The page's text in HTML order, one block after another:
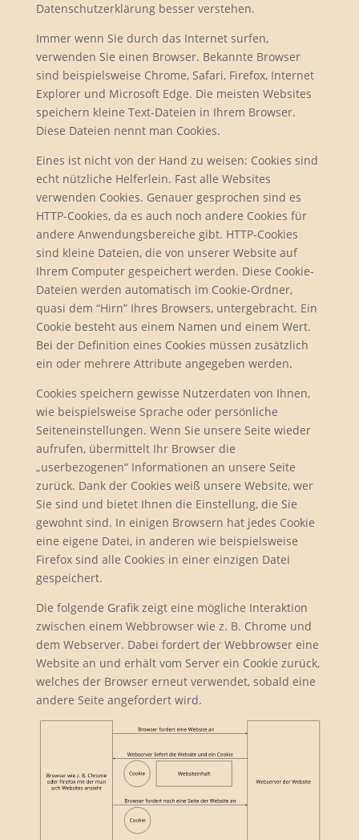
Datenschutzerklärung besser verstehen.
Immer wenn Sie durch das Internet surfen,
verwenden Sie einen Browser. Bekannte Browser
sind beispielsweise Chrome, Safari, Firefox, Internet
Explorer und Microsoft Edge. Die meisten Websites
speichern kleine Text-Dateien in Ihrem Browser.
Diese Dateien nennt man Cookies.
Eines ist nicht von der Hand zu weisen: Cookies sind
echt nützliche Helferlein. Fast alle Websites
verwenden Cookies. Genauer gesprochen sind es
HTTP-Cookies, da es auch noch andere Cookies für
andere Anwendungsbereiche gibt. HTTP-Cookies
sind kleine Dateien, die von unserer Website auf
Ihrem Computer gespeichert werden. Diese Cookie-
Dateien werden automatisch im Cookie-Ordner,
quasi dem “Hirn” Ihres Browsers, untergebracht. Ein
Cookie besteht aus einem Namen und einem Wert.
Bei der Definition eines Cookies müssen zusätzlich
ein oder mehrere Attribute angegeben werden.
Cookies speichern gewisse Nutzerdaten von Ihnen,
wie beispielsweise Sprache oder persönliche
Seiteneinstellungen. Wenn Sie unsere Seite wieder
aufrufen, übermittelt Ihr Browser die
„userbezogenen“ Informationen an unsere Seite
zurück. Dank der Cookies weiß unsere Website, wer
Sie sind und bietet Ihnen die Einstellung, die Sie
gewohnt sind. In einigen Browsern hat jedes Cookie
eine eigene Datei, in anderen wie beispielsweise
Firefox sind alle Cookies in einer einzigen Datei
gespeichert.
Die folgende Grafik zeigt eine mögliche Interaktion
zwischen einem Webbrowser wie z. B. Chrome und
dem Webserver. Dabei fordert der Webbrowser eine
Website an und erhält vom Server ein Cookie zurück,
welches der Browser erneut verwendet, sobald eine
andere Seite angefordert wird.